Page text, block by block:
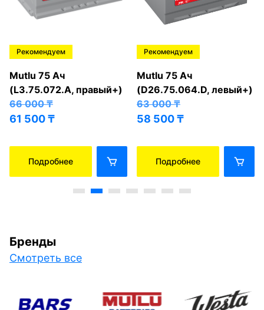
Рекомендуем
Mutlu 75 Ач
(L3.75.072.A, правый+)
66 000₸
61 500₸
Подробнее
Рекомендуем
Mutlu 75 Ач
(D26.75.064.D, левый+)
63 000₸
58 500₸
Подробнее
Бренды
Смотреть все